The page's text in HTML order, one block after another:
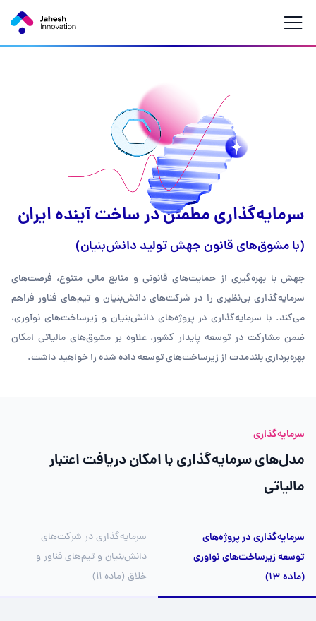
سرمایه‌گذاری مطمئن در ساختآینده ایران
(با مشوق‌های قانون جهش تولید دانش‌بنیان)
جهش با بهره‌گیری از حمایت‌های قانونی و منابع مالی متنوع، فرصت‌های
سرمایه‌گذاری بی‌نظیری را در شرکت‌های دانش‌بنیان و تیم‌های فناور فراهم
می‌کند. با سرمایه‌گذاری در پروژه‌های دانش‌بنیان و زیرساخت‌های نوآوری،
ضمن مشارکت در توسعه پایدار کشور، علاوه بر مشوق‌های مالیاتی امکان
بهره‌برداری بلندمدت از زیرساخت‌های توسعه داده شده را خواهید داشت.
سرمایه‌گذاری
مدل‌های سرمایه‌گذاری با امکان دریافت اعتبار
مالیاتی
سرمایه‌گذاری در پروژه‌های
توسعه زیرساخت‌های نوآوری
(ماده ۱۳)
سرمایه‌گذاری در شرکت‌های
دانش‌بنیان و تیم‌های فناور و
خلاق (ماده ۱۱)